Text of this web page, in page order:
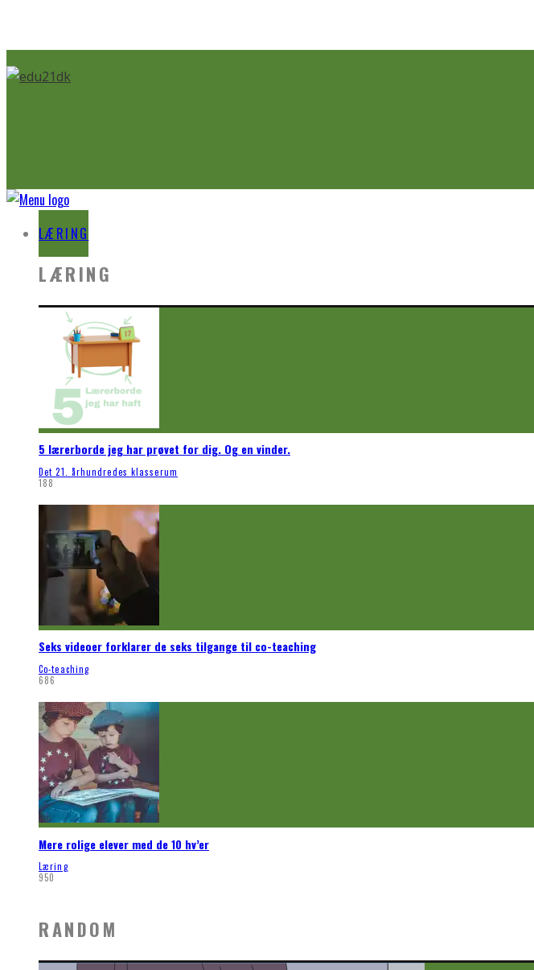
LÆRING
LÆRING
5 lærerborde jeg har prøvet for dig. Og en vinder.
Det 21. århundredes klasserum
188
Seks videoer forklarer de seks tilgange til co-teaching
Co-teaching
686
Mere rolige elever med de 10 hv’er
Læring
950
RANDOM